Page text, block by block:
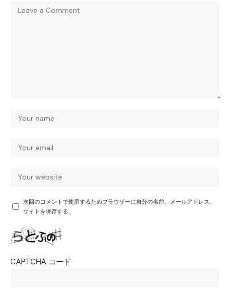
次回のコメントで使用するためブラウザーに自分の名前、メールアドレス、
サイトを保存する。
CAPTCHA コード